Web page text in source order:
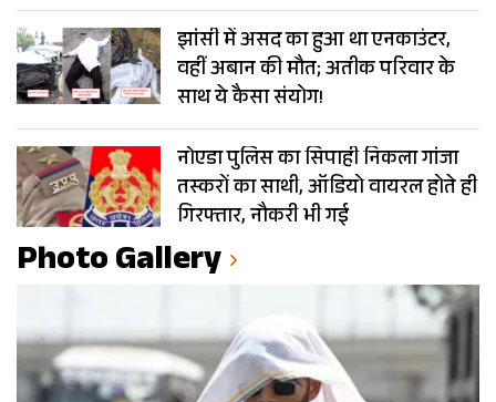
झांसी में असद का हुआ था एनकाउंटर,
वहीं अबान की मौत; अतीक परिवार के
साथ ये कैसा संयोग!
नोएडा पुलिस का सिपाही निकला गांजा
तस्करों का साथी, ऑडियो वायरल होते ही
गिरफ्तार, नौकरी भी गई
Photo Gallery